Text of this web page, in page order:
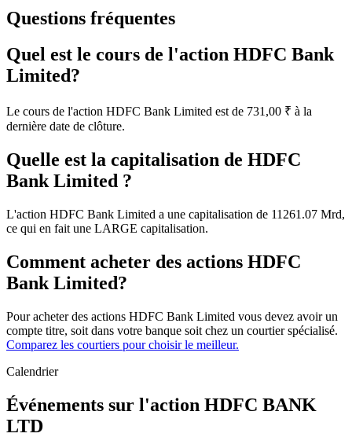
Questions fréquentes
Quel est le cours de l'action HDFC Bank
Limited?
Le cours de l'action HDFC Bank Limited est de 731,00 ₹ à la
dernière date de clôture.
Quelle est la capitalisation de HDFC
Bank Limited ?
L'action HDFC Bank Limited a une capitalisation de 11261.07 Mrd,
ce qui en fait une LARGE capitalisation.
Comment acheter des actions HDFC
Bank Limited?
Pour acheter des actions HDFC Bank Limited vous devez avoir un
compte titre, soit dans votre banque soit chez un courtier spécialisé.
Comparez les courtiers pour choisir le meilleur.
Calendrier
Événements sur l'action HDFC BANK
LTD